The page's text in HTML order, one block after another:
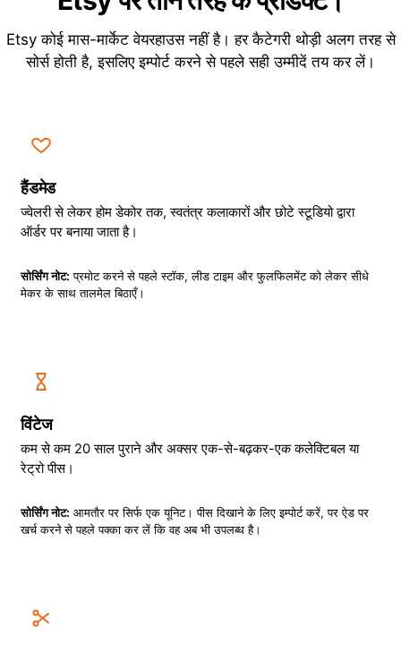
Etsy कोई मास-मार्केट वेयरहाउस नहीं है। हर कैटेगरी थोड़ी अलग तरह से
सोर्स होती है, इसलिए इम्पोर्ट करने से पहले सही उम्मीदें तय कर लें।
हैंडमेड
ज्वेलरी से लेकर होम डेकोर तक, स्वतंत्र कलाकारों और छोटे स्टूडियो द्वारा
ऑर्डर पर बनाया जाता है।
सोर्सिंग नोट: प्रमोट करने से पहले स्टॉक, लीड टाइम और फुलफिलमेंट को लेकर सीधे
मेकर के साथ तालमेल बिठाएँ।
विंटेज
कम से कम 20 साल पुराने और अक्सर एक-से-बढ़कर-एक कलेक्टिबल या
रेट्रो पीस।
सोर्सिंग नोट: आमतौर पर सिर्फ एक यूनिट। पीस दिखाने के लिए इम्पोर्ट करें, पर ऐड पर
खर्च करने से पहले पक्का कर लें कि वह अब भी उपलब्ध है।